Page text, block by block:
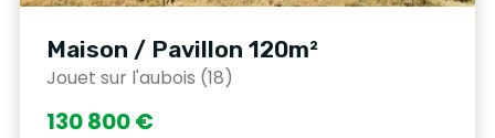
Maison / Pavillon 120m²
Jouet sur l'aubois (18)
130 800 €